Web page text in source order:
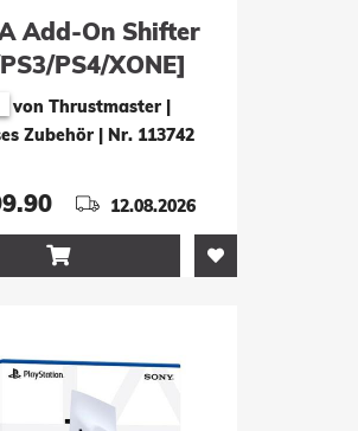
Add-On Shifter
PS4/XONE]
von Thrustmaster |
Zubehör | Nr. 113742
12.08.2026
